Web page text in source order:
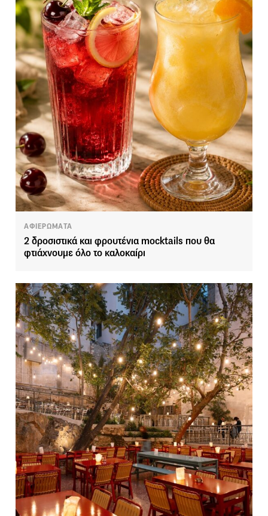
ΑΦΙΕΡΩΜΑΤΑ
2 δροσιστικά και φρουτένια mocktails που θα
φτιάχνουμε όλο το καλοκαίρι